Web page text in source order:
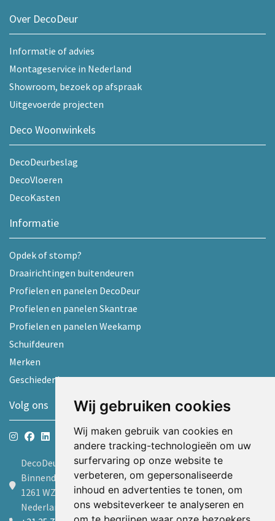
Wij gebruiken cookies
Wij maken gebruik van cookies en
andere tracking-technologieën om uw
surfervaring op onze website te
verbeteren, om gepersonaliseerde
inhoud en advertenties te tonen, om
ons websiteverkeer te analyseren en
Over DecoDeur
Informatie of advies
Montageservice in Nederland
Showroom, bezoek op afspraak
Uitgevoerde projecten
Deco Woonwinkels
DecoDeurbeslag
DecoVloeren
DecoKasten
Informatie
Opdek of stomp?
Draairichtingen buitendeuren
Profielen en panelen DecoDeur
Profielen en panelen Skantrae
Profielen en panelen Weekamp
Schuifdeuren
Merken
Geschiedenis
Volg ons
DecoDeur B.V.
Binnendelta 9d
1261 WZ Blaricum
Nederland